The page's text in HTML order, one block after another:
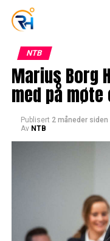
NTB
Marius Borg
med på
Publisert 2 måneder siden
Av NTB